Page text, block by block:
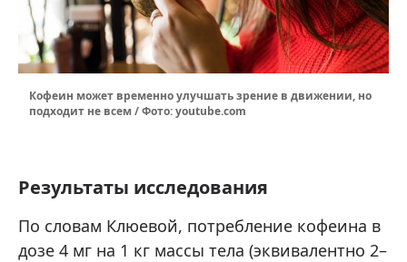
Кофеин может временно улучшать зрение в движении, но
подходит не всем / Фото: youtube.com
Результаты исследования
По словам Клюевой, потребление кофеина в
дозе 4 мг на 1 кг массы тела (эквивалентно 2–